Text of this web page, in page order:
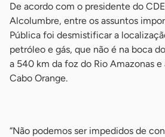
De acordo com o presidente do
Alcolumbre, entre os assuntos
Pública foi desmistificar a
petróleo e gás, que não é na boca
a 540 km da foz do Rio Amazonas
Cabo Orange.
“Não podemos ser impedidos de